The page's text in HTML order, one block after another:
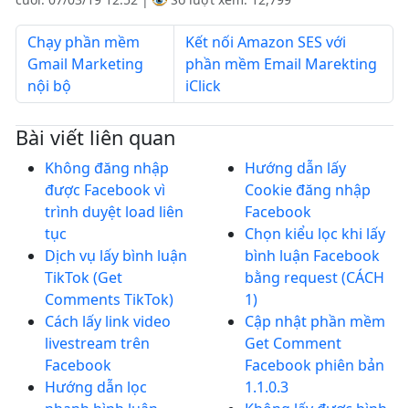
Chạy phần mềm
Gmail Marketing
nội bộ
Kết nối Amazon SES với
phần mềm Email Marekting
iClick
Bài viết liên quan
Không đăng nhập
được Facebook vì
trình duyệt load liên
tục
Dịch vụ lấy bình luận
TikTok (Get
Comments TikTok)
Cách lấy link video
livestream trên
Facebook
Hướng dẫn lọc
Hướng dẫn lấy
Cookie đăng nhập
Facebook
Chọn kiểu lọc khi lấy
bình luận Facebook
bằng request (CÁCH
1)
Cập nhật phần mềm
Get Comment
Facebook phiên bản
1.1.0.3